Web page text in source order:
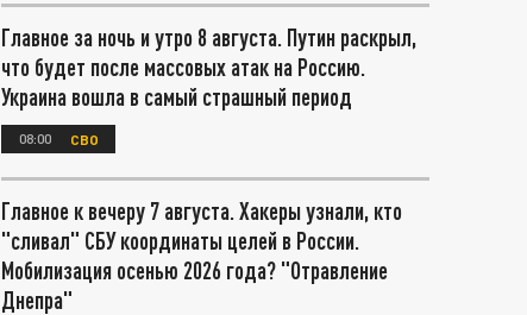
Главное за ночь и утро 8 августа. Путин раскрыл,
что будет после массовых атак на Россию.
Украина вошла в самый страшный период
08:00 СВО
Главное к вечеру 7 августа. Хакеры узнали, кто
"сливал" СБУ координаты целей в России.
Мобилизация осенью 2026 года? "Отравление
Днепра"